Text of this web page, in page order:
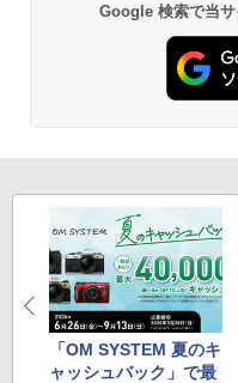
Google 検索で当サ
「OM SYSTEM 夏のキ
ャッシュバック」で最